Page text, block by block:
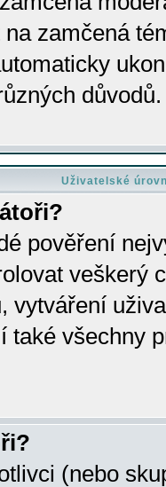
zamčená
důvodů.
Uživatelské
pověření
veškerý
vytváření
také všechny
(nebo